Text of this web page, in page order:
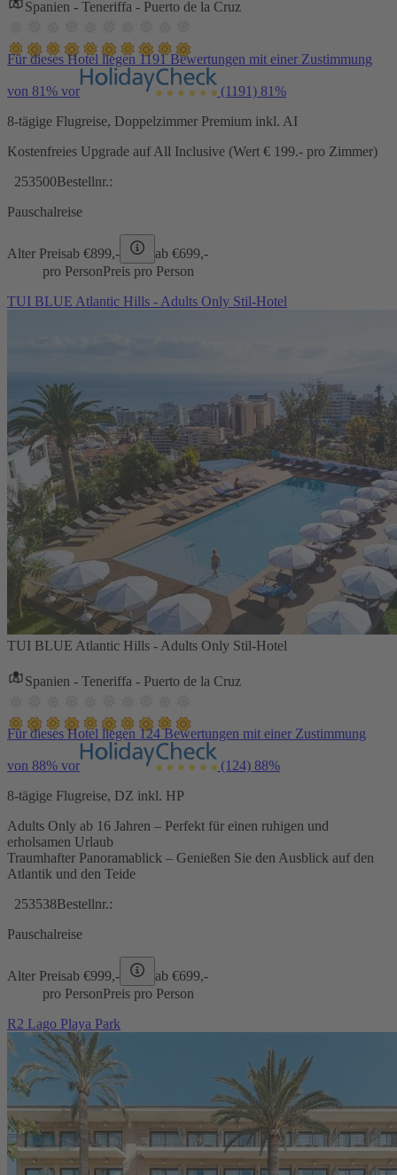
Spanien - Teneriffa - Puerto de la Cruz
Für dieses Hotel liegen 1191 Bewertungen mit einer Zustimmung
von 81% vor (1191) 81%
8-tägige Flugreise, Doppelzimmer Premium inkl. AI
Kostenfreies Upgrade auf All Inclusive (Wert € 199.- pro Zimmer)
253500Bestellnr.:
Pauschalreise
Alter Preisab €899,- ab €699,-
pro PersonPreis pro Person
TUI BLUE Atlantic Hills - Adults Only Stil-Hotel
TUI BLUE Atlantic Hills - Adults Only Stil-Hotel
Spanien - Teneriffa - Puerto de la Cruz
Für dieses Hotel liegen 124 Bewertungen mit einer Zustimmung
von 88% vor (124) 88%
8-tägige Flugreise, DZ inkl. HP
Adults Only ab 16 Jahren – Perfekt für einen ruhigen und
erholsamen Urlaub
Traumhafter Panoramablick – Genießen Sie den Ausblick auf den
Atlantik und den Teide
253538Bestellnr.:
Pauschalreise
Alter Preisab €999,- ab €699,-
pro PersonPreis pro Person
R2 Lago Playa Park